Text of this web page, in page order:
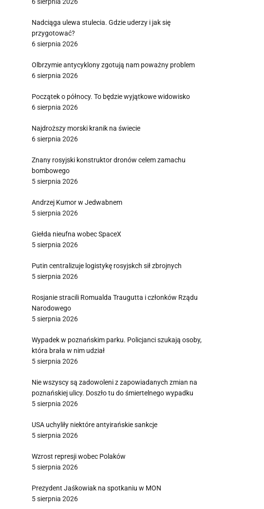
Nadciąga ulewa stulecia. Gdzie uderzy i jak się
przygotować?
6 sierpnia 2026
Olbrzymie antycyklony zgotują nam poważny problem
6 sierpnia 2026
Początek o północy. To będzie wyjątkowe widowisko
6 sierpnia 2026
Najdroższy morski kranik na świecie
6 sierpnia 2026
Znany rosyjski konstruktor dronów celem zamachu
bombowego
5 sierpnia 2026
Andrzej Kumor w Jedwabnem
5 sierpnia 2026
Giełda nieufna wobec SpaceX
5 sierpnia 2026
Putin centralizuje logistykę rosyjskch sił zbrojnych
5 sierpnia 2026
Rosjanie stracili Romualda Traugutta i członków Rządu
Narodowego
5 sierpnia 2026
Wypadek w poznańskim parku. Policjanci szukają osoby,
która brała w nim udział
5 sierpnia 2026
Nie wszyscy są zadowoleni z zapowiadanych zmian na
poznańskiej ulicy. Doszło tu do śmiertelnego wypadku
5 sierpnia 2026
USA uchyliły niektóre antyirańskie sankcje
5 sierpnia 2026
Wzrost represji wobec Polaków
5 sierpnia 2026
Prezydent Jaśkowiak na spotkaniu w MON
5 sierpnia 2026